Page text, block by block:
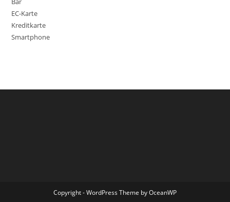
EC-Karte
Kreditkarte
Smartphone
Copyright - WordPress Theme by OceanWP